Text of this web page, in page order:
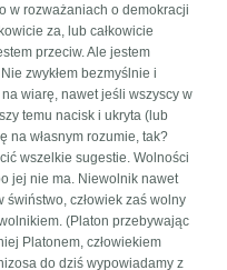
w rozważaniach o demokracji
za, lub całkowicie
przeciw. Ale jestem
zwykłem bezmyślnie i
wiarę, nawet jeśli wszyscy w
temu nacisk i ukryta (lub
na własnym rozumie, tak?
wszelkie sugestie. Wolności
jej nie ma. Niewolnik nawet
człowiek zaś wolny
(Platon przebywając
Platonem, człowiekiem
do dziś wypowiadamy z